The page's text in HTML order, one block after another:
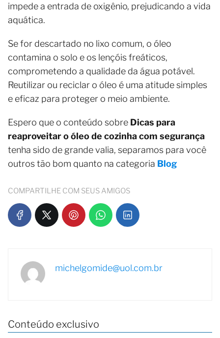
impede a entrada de oxigênio, prejudicando a vida
aquática.
Se for descartado no lixo comum, o óleo
contamina o solo e os lençóis freáticos,
comprometendo a qualidade da água potável.
Reutilizar ou reciclar o óleo é uma atitude simples
e eficaz para proteger o meio ambiente.
Espero que o conteúdo sobre Dicas para
reaproveitar o óleo de cozinha com segurança
tenha sido de grande valia, separamos para você
outros tão bom quanto na categoria Blog
COMPARTILHE COM SEUS AMIGOS
michelgomide@uol.com.br
Conteúdo exclusivo